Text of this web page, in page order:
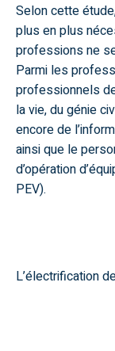
Selon cette
plus en plus
professions ne
Parmi les
professionnels
la vie, du génie
encore de
ainsi que le
d’opération
PEV).
L’électrification